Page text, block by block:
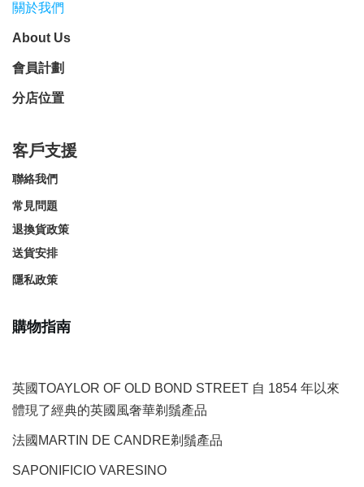
關於我們
About Us
會員計劃
分店位置
客戶支援
聯絡我們
常見問題
退換貨政策
送貨安排
隱私政策
購物指南
英國TOAYLOR OF OLD BOND STREET 自 1854 年以來
體現了經典的英國風奢華剃鬚產品
法國MARTIN DE CANDRE剃鬚產品
SAPONIFICIO VARESINO